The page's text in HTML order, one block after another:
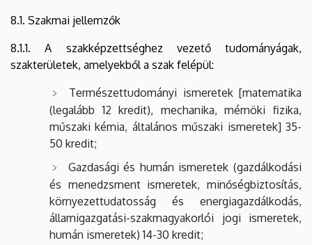
8.1. Szakmai jellemzők
8.1.1. A szakképzettséghez vezető tudományágak,
szakterületek, amelyekből a szak felépül:
Természettudományi ismeretek [matematika
(legalább 12 kredit), mechanika, mérnöki fizika,
műszaki kémia, általános műszaki ismeretek] 35-
50 kredit;
Gazdasági és humán ismeretek (gazdálkodási
és menedzsment ismeretek, minőségbiztosítás,
környezettudatosság és energiagazdálkodás,
államigazgatási-szakmagyakorlói jogi ismeretek,
humán ismeretek) 14-30 kredit;